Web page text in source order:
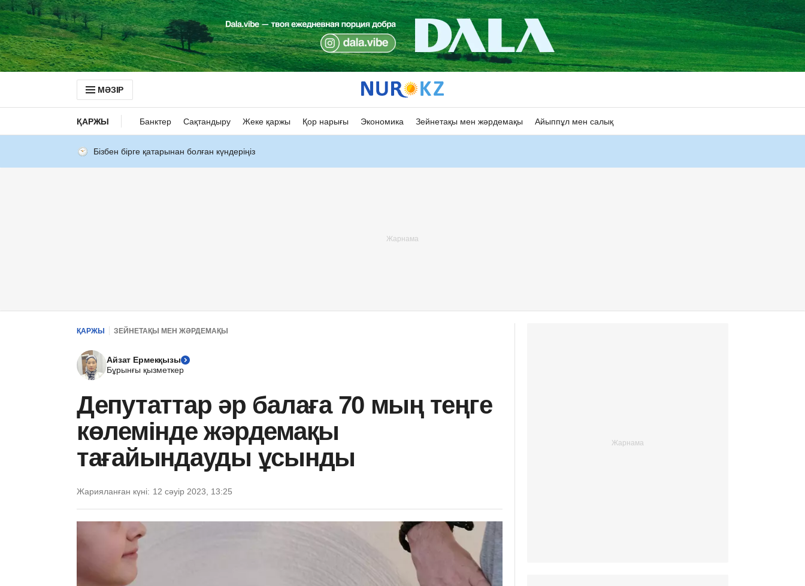
МӘЗІР
ҚАРЖЫ Банктер Сақтандыру Жеке қаржы Қор нарығы Экономика Зейнетақы мен жәрдемақы Айыппұл мен салық
Бізбен бірге қатарынан болған күндеріңіз
ҚАРЖЫ ЗЕЙНЕТАҚЫ МЕН ЖӘРДЕМАҚЫ
Айзат Ермекқызы
Бұрынғы қызметкер
Депутаттар әр балаға 70 мың теңге
көлемінде жәрдемақы
тағайындауды ұсынды
Жарияланған күні: 12 сәуір 2023, 13:25